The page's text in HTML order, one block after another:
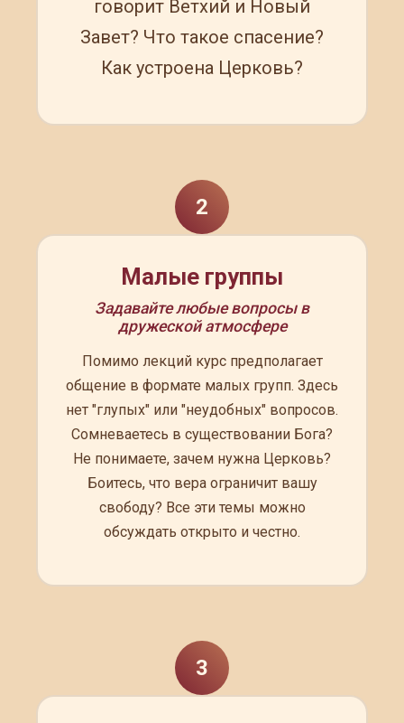
говорит Ветхий и Новый
Завет? Что такое спасение?
Как устроена Церковь?
2
Малые группы
Задавайте любые вопросы в
дружеской атмосфере
Помимо лекций курс предполагает
общение в формате малых групп. Здесь
нет "глупых" или "неудобных" вопросов.
Сомневаетесь в существовании Бога?
Не понимаете, зачем нужна Церковь?
Боитесь, что вера ограничит вашу
свободу? Все эти темы можно
обсуждать открыто и честно.
3